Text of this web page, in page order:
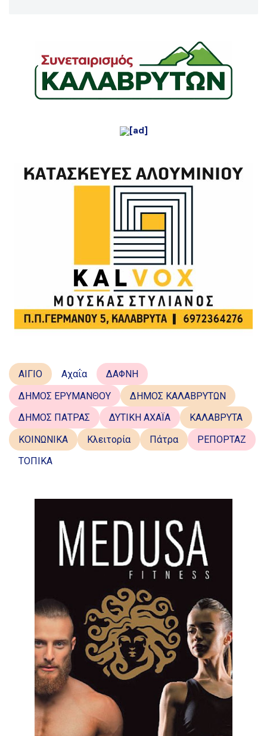
ΑΙΓΙΟ Αχαΐα
ΔΑΦΝΗ
ΔΗΜΟΣ ΕΡΥΜΑΝΘΟΥ
ΔΗΜΟΣ ΚΑΛΑΒΡΥΤΩΝ
ΔΗΜΟΣ ΠΑΤΡΑΣ
ΔΥΤΙΚΗ ΑΧΑΪΑ
ΚΑΛΑΒΡΥΤΑ
ΚΟΙΝΩΝΙΚΑ
Κλειτορία Πάτρα
ΡΕΠΟΡΤΑΖ
ΤΟΠΙΚΑ